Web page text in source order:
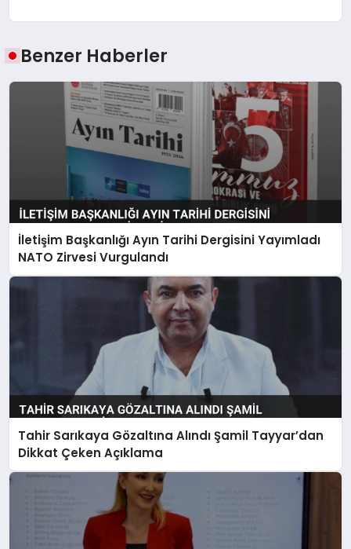
Benzer Haberler
İletişim Başkanlığı Ayın Tarihi Dergisini Yayımladı
NATO Zirvesi Vurgulandı
Tahir Sarıkaya Gözaltına Alındı Şamil Tayyar’dan
Dikkat Çeken Açıklama